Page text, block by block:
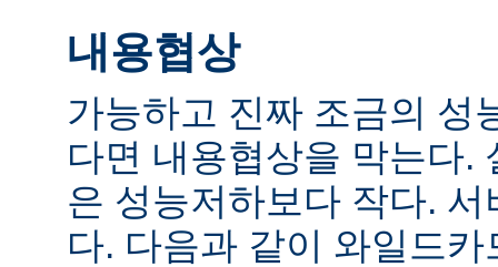
내용협상
가능하고 진짜 조금의 성
다면 내용협상을 막는다.
은 성능저하보다 작다.
다. 다음과 같이 와일드